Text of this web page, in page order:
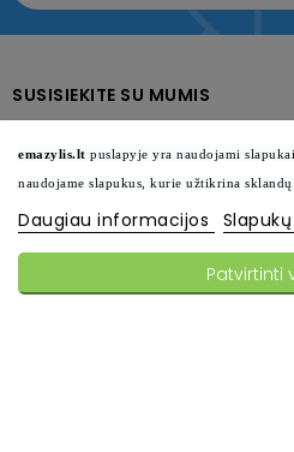
SUSISIEKITE SU MUMIS
INFORMACIJA
SEKITE MUS
emazylis.lt puslapyje yra naudojami
naudojame slapukus, kurie užtikrina sklandų
Daugiau informacijos
Patvirtinti